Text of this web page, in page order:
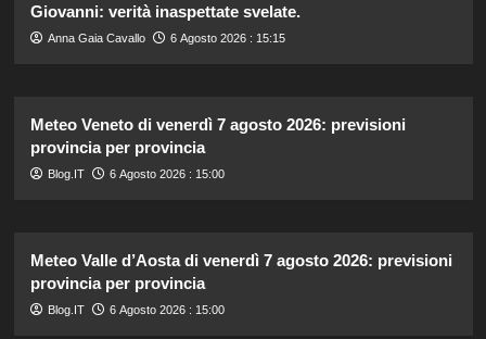
Giovanni: verità inaspettate svelate.
Anna Gaia Cavallo 6 Agosto 2026 : 15:15
Meteo Veneto di venerdì 7 agosto 2026: previsioni
provincia per provincia
Blog.IT 6 Agosto 2026 : 15:00
Meteo Valle d’Aosta di venerdì 7 agosto 2026: previsioni
provincia per provincia
Blog.IT 6 Agosto 2026 : 15:00